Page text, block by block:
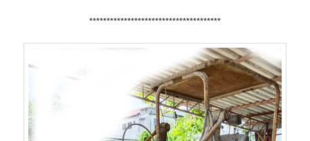
**************************************